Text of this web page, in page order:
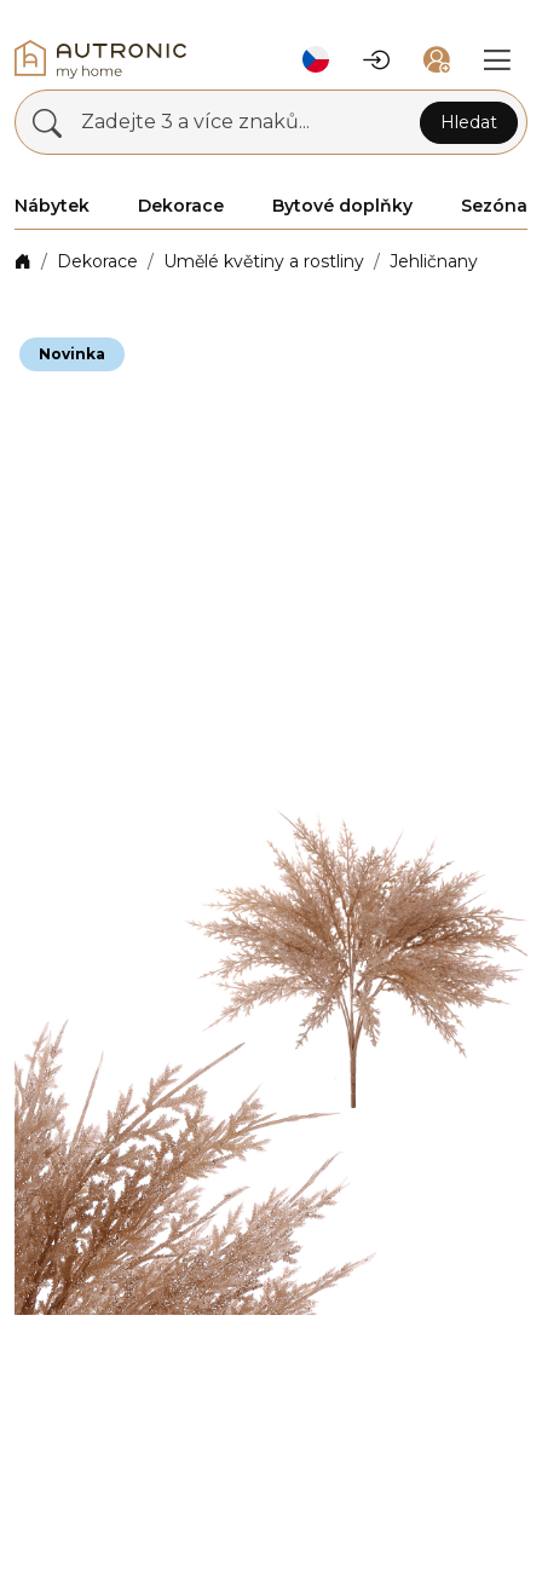
Zadejte 3 a více znaků... Hledat
Nábytek Dekorace Bytové doplňky Sezóna
Dekorace Umělé květiny a rostliny Jehličnany
Novinka